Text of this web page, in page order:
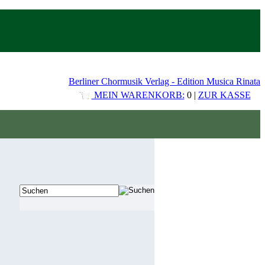
Berliner Chormusik Verlag - Edition Musica Rinata
MEIN WARENKORB: 0 | ZUR KASSE